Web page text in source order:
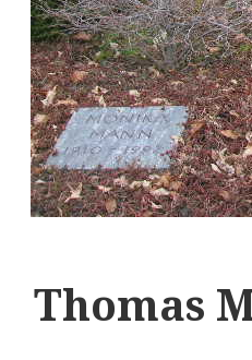
Thomas